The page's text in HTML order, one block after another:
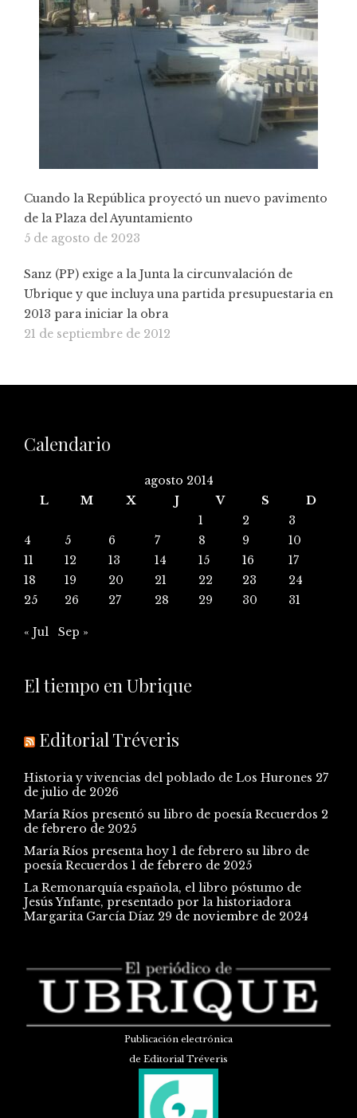
Cuando la República proyectó un nuevo pavimento
de la Plaza del Ayuntamiento
5 de agosto de 2023
Sanz (PP) exige a la Junta la circunvalación de
Ubrique y que incluya una partida presupuestaria en
2013 para iniciar la obra
21 de septiembre de 2012
Calendario
agosto 2014
L
M X J V S
D
1
2
3
4
5 6 7 8 9
10
11
12 13 14 15 16
17
18
19 20 21 22 23
24
25
26 27 28 29 30 31
« Jul Sep »
El tiempo en Ubrique
Editorial Tréveris
Historia y vivencias del poblado de Los Hurones 27
de julio de 2026
María Ríos presentó su libro de poesía Recuerdos 2
de febrero de 2025
María Ríos presenta hoy 1 de febrero su libro de
poesía Recuerdos 1 de febrero de 2025
La Remonarquía española, el libro póstumo de
Jesús Ynfante, presentado por la historiadora
Margarita García Díaz 29 de noviembre de 2024
Publicación electrónica
de Editorial Tréveris